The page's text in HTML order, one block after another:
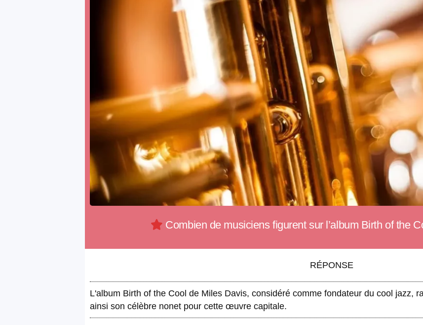
Combien de musiciens figurent sur l’album Birth of the
RÉPONSE
L'album Birth of the Cool de Miles Davis, considéré comme fondateur du cool jazz,
ainsi son célèbre nonet pour cette œuvre capitale.